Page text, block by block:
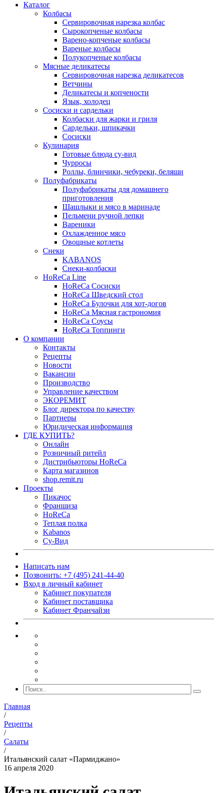
Каталог
Колбасы
Сервировочная нарезка колбас
Сырокопченые колбасы
Варено-копченые колбасы
Вареные колбасы
Полукопченые колбасы
Мясные деликатесы
Сервировочная нарезка деликатесов
Ветчины
Деликатесы и копчености
Язык, холодец
Сосиски и сардельки
Колбаски для жарки и гриля
Сардельки, шпикачки
Сосиски
Кулинария
Готовые блюда су-вид
Чурросы
Роллы, блинчики, чебуреки, беляши
Полуфабрикаты
Полуфабрикаты для домашнего
приготовления
Шашлыки и мясо в маринаде
Пельмени ручной лепки
Вареники
Охлажденное мясо
Овощные котлеты
Снеки
KABANOS
Снеки-колбаски
HoReCa Line
HoReCa Сосиски
HoReCa Шведский стол
HoReCa Булочки для хот-догов
HoReCa Мясная гастрономия
HoReCa Соусы
HoReCa Топпинги
О компании
Контакты
Рецепты
Новости
Вакансии
Производство
Управление качеством
ЭКОРЕМИТ
Блог директора по качеству
Партнеры
Юридическая информация
ГДЕ КУПИТЬ?
Онлайн
Розничный ритейл
Дистрибьюторы HoReCa
Карта магазинов
shop.remit.ru
Проекты
Пикачос
Франшиза
HoReCa
Теплая полка
Kabanos
Су-Вид
Написать нам
Позвонить: +7 (495) 241-44-40
Вход в личный кабинет
Кабинет покупателя
Кабинет поставщика
Кабинет Франчайзи
Главная
/
Рецепты
/
Салаты
/
Итальянский салат «Пармиджано»
16 апреля 2020